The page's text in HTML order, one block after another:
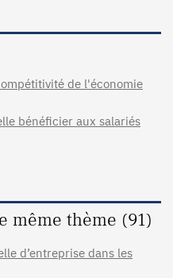
de l'économie
bénéficier aux salariés
même thème (91)
d’entreprise dans les